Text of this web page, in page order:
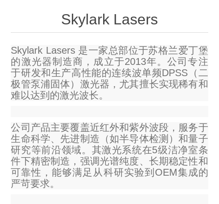
OCT 光源单元
OCT干涉仪单元
OCT扫描系统
椭偏仪（Ellipsometer）
Offline IV
光能评价设备
Others
湿法设备
立式炉管设备
快速热处理设备
外延设备
GD-MS / ICP-MS
X射线晶体定向仪
硅片硅块厚度
X射线形貌仪
Light source for semiconductor equipment
Holoeye空间光调制器
Thin-Film Lithium Niobate
相位调制器
Service Maintenance Calibration
ECV spare parts
TLM配件
Sinton Instruments 配件
标准样品（光伏）
Other
Plasma Local Scrubber
精密电子秤
Laser dust particle counter
Skylark Lasers
Skylark Lasers 是一家总部位于苏格兰爱丁堡
的激光器制造商，成立于2013年。公司专注
于研发和生产高性能的连续波单频DPSS（二
极管泵浦固体）激光器，尤其擅长实现稀有和
难以达到的激光波长。
公司产品主要覆盖近红外和紫外波段，服务于
生命科学、先进制造（如半导体检测）和量子
研究等前沿领域。其激光系统在5级洁净室条
件下精密制造，强调光谱纯度、长期稳定性和
可靠性，能够满足从科研实验到OEM集成的
严苛要求。